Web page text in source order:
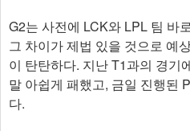
G2는 사전에 LCK와 LPL 팀 바
그 차이가 제법 있을 것으로 예
이 탄탄하다. 지난 T1과의 경기
말 아쉽게 패했고, 금일 진행된
다.